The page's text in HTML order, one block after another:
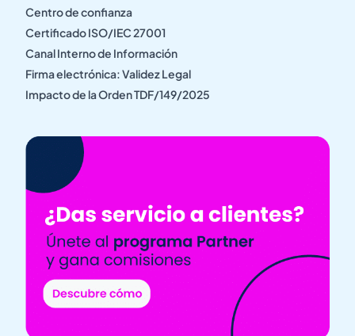
Centro de confianza
Certificado ISO/IEC 27001
Canal Interno de Información
Firma electrónica: Validez Legal
Impacto de la Orden TDF/149/2025